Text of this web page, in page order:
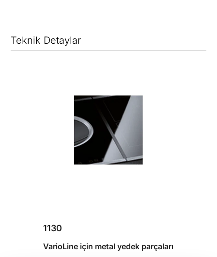
Teknik Detaylar
1130
VarioLine için metal yedek parçaları